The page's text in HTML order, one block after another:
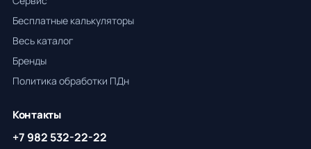
Бесплатные калькуляторы
Весь каталог
Бренды
Политика обработки ПДн
Контакты
+7 982 532-22-22